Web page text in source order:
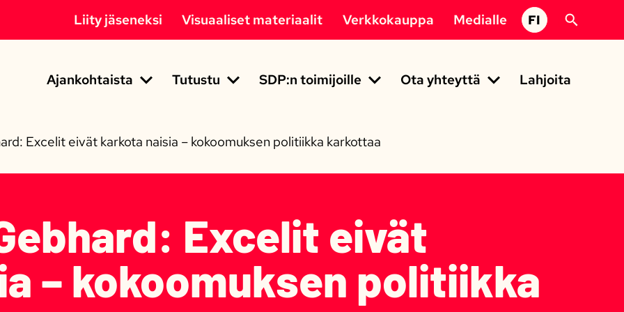
Ajankohtaista
Tutustu SDP:n toimijoille Ota yhteyttä Lahjoita
Liity jäseneksi Visuaaliset materiaalit Verkkokauppa Medialle FI
Excelit eivät karkota naisia – kokoomuksen politiikka karkottaa
Excelit eivät
– kokoomuksen politiikka